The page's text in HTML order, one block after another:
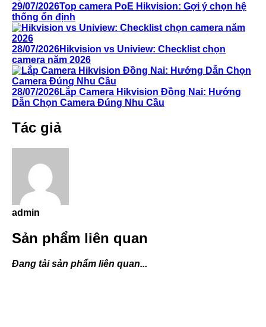
29/07/2026Top camera PoE Hikvision: Gợi ý chọn hệ
thống ổn định
28/07/2026Hikvision vs Uniview: Checklist chọn
camera năm 2026
28/07/2026Lắp Camera Hikvision Đồng Nai: Hướng
Dẫn Chọn Camera Đúng Nhu Cầu
Tác giả
admin
Sản phẩm liên quan
Đang tải sản phẩm liên quan...